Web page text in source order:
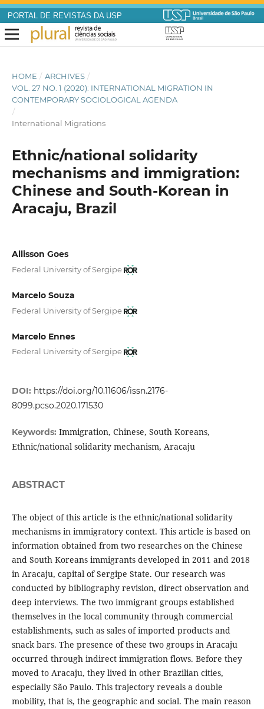
PORTAL DE REVISTAS DA USP
HOME / ARCHIVES /
VOL. 27 NO. 1 (2020): INTERNATIONAL MIGRATION IN
CONTEMPORARY SOCIOLOGICAL AGENDA
/
International Migrations
Ethnic/national solidarity
mechanisms and immigration:
Chinese and South-Korean in
Aracaju, Brazil
Allisson Goes
Federal University of Sergipe
Marcelo Souza
Federal University of Sergipe
Marcelo Ennes
Federal University of Sergipe
DOI: https://doi.org/10.11606/issn.2176-
8099.pcso.2020.171530
Keywords: Immigration, Chinese, South Koreans,
Ethnic/national solidarity mechanism, Aracaju
ABSTRACT
The object of this article is the ethnic/national solidarity
mechanisms in immigratory context. This article is based on
information obtained from two researches on the Chinese
and South Koreans immigrants developed in 2011 and 2018
in Aracaju, capital of Sergipe State. Our research was
conducted by bibliography revision, direct observation and
deep interviews. The two immigrant groups established
themselves in the local community through commercial
establishments, such as sales of imported products and
snack bars. The presence of these two groups in Aracaju
occurred through indirect immigration flows. Before they
moved to Aracaju, they lived in other Brazilian cities,
especially São Paulo. This trajectory reveals a double
mobility, that is, the geographic and social. The main reason